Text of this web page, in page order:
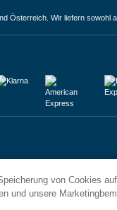
Österreich. Wir liefern sowohl
von Cookies
und unsere